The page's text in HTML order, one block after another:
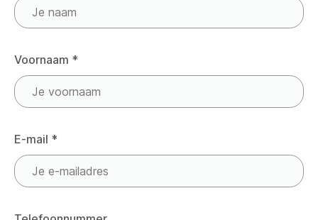
Voornaam *
E-mail *